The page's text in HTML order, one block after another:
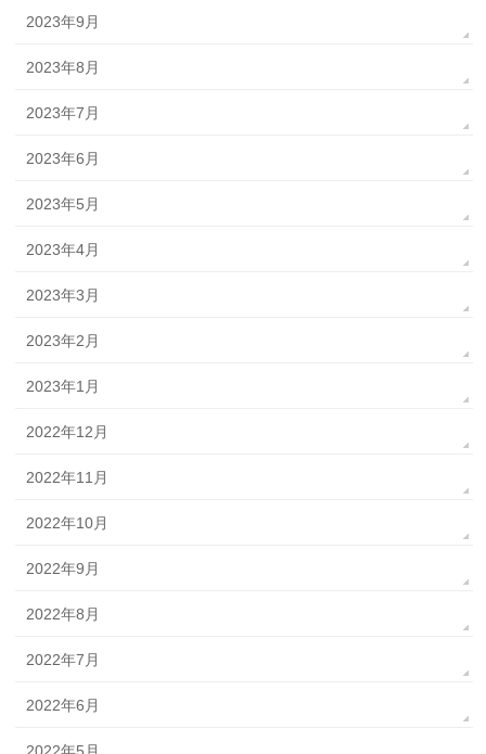
2023年9月
2023年8月
2023年7月
2023年6月
2023年5月
2023年4月
2023年3月
2023年2月
2023年1月
2022年12月
2022年11月
2022年10月
2022年9月
2022年8月
2022年7月
2022年6月
2022年5月